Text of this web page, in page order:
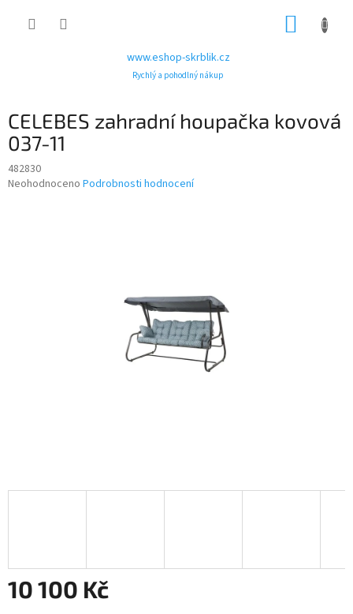
www.eshop-skrblik.cz
Rychlý a pohodlný nákup
CELEBES zahradní houpačka kovová
037-11
482830
Průměrné
Neohodnoceno Podrobnosti hodnocení
10 100 Kč